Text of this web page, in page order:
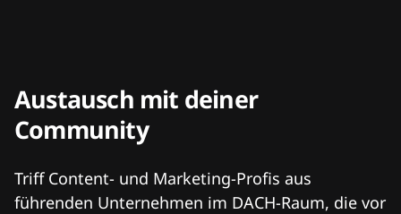
Austausch mit deiner
Community
Triff Content- und Marketing-Profis aus
führenden Unternehmen im DACH-Raum, die vor